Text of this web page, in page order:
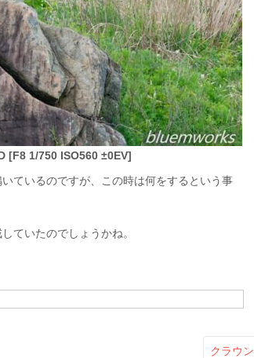
1/750 ISO560 ±0EV]
ているのですが、この時は何をするという事
ていたのでしょうかね。
クラウン